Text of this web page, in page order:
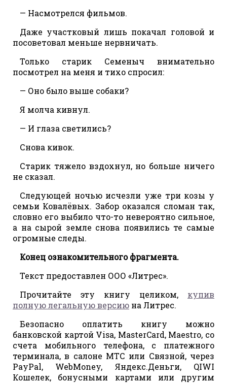
— Насмотрелся фильмов.
Даже участковый лишь покачал головой и
посоветовал меньше нервничать.
Только старик Семеныч внимательно
посмотрел на меня и тихо спросил:
— Оно было выше собаки?
Я молча кивнул.
— И глаза светились?
Снова кивок.
Старик тяжело вздохнул, но больше ничего
не сказал.
Следующей ночью исчезли уже три козы у
семьи Ковалёвых. Забор оказался сломан так,
словно его выбило что-то невероятно сильное,
а на сырой земле снова появились те самые
огромные следы.
Конец ознакомительного фрагмента.
Текст предоставлен ООО «Литрес».
Прочитайте эту книгу целиком, купив
полную легальную версию на Литрес.
Безопасно оплатить книгу можно
банковской картой Visa, MasterCard, Maestro, со
счета мобильного телефона, с платежного
терминала, в салоне МТС или Связной, через
PayPal, WebMoney, Яндекс.Деньги, QIWI
Кошелек, бонусными картами или другим